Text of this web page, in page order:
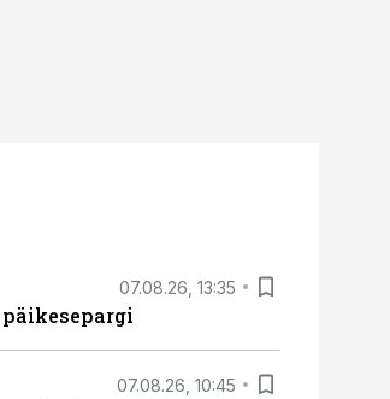
07.08.26, 13:35
07.08.26, 10:45